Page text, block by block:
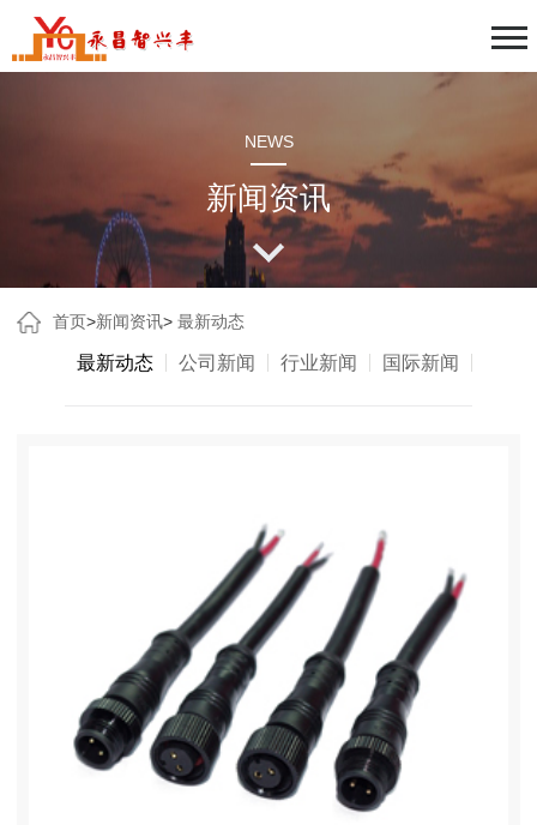
NEWS
新闻资讯
首页>新闻资讯> 最新动态
最新动态 公司新闻 行业新闻 国际新闻